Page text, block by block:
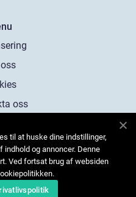
oss
til at huske dine indstillinger,
og annoncer. Denne
Ved fortsat brug af websiden